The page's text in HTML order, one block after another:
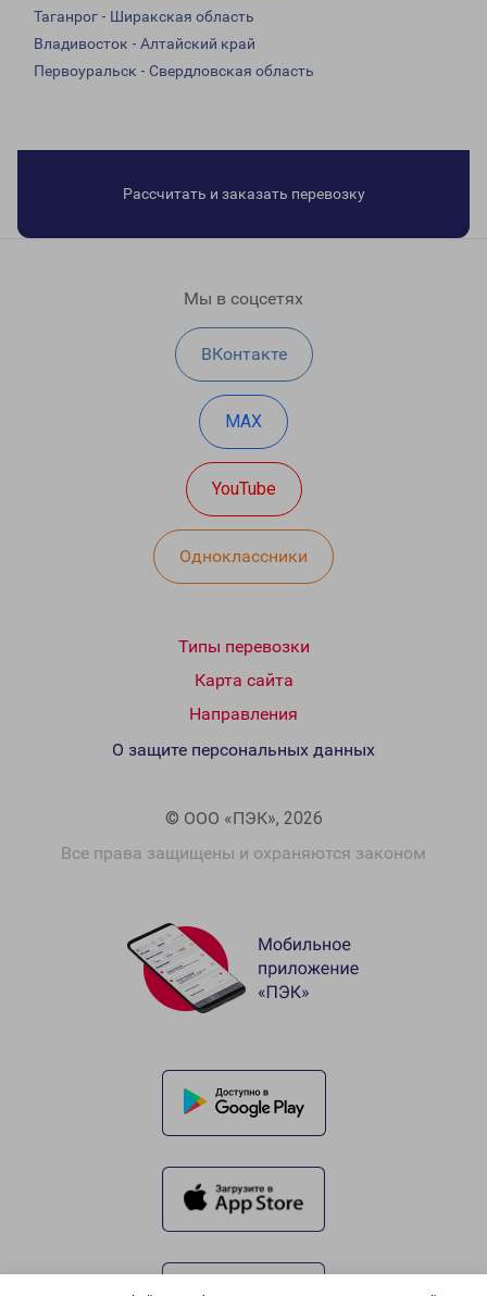
Таганрог - Ширакская область
Владивосток - Алтайский край
Первоуральск - Свердловская область
Рассчитать и заказать перевозку
Мы в соцсетях
ВКонтакте
MAX
YouTube
Одноклассники
Типы перевозки
Карта сайта
Направления
© ООО «ПЭК», 2026
Все права защищены и охраняются законом
О защите персональных данных